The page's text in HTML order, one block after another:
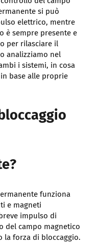
si può
elettrico, mentre
è sempre presente e
per rilasciare il
analizziamo nel
i sistemi, in cosa
base alle proprie
funziona
e magneti
impulso di
del campo magnetico
la forza di bloccaggio.